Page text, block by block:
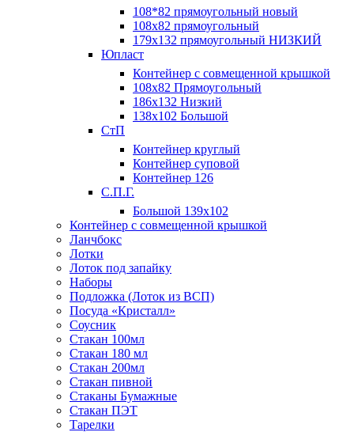
108*82 прямоугольный новый
108х82 прямоугольный
179х132 прямоугольный НИЗКИЙ
Юпласт
Контейнер с совмещенной крышкой
108х82 Прямоугольный
186х132 Низкий
138х102 Большой
СтП
Контейнер круглый
Контейнер суповой
Контейнер 126
С.П.Г.
Большой 139х102
Контейнер с совмещенной крышкой
Ланчбокс
Лотки
Лоток под запайку
Наборы
Подложка (Лоток из ВСП)
Посуда «Кристалл»
Соусник
Стакан 100мл
Стакан 180 мл
Стакан 200мл
Стакан пивной
Стаканы Бумажные
Стакан ПЭТ
Тарелки